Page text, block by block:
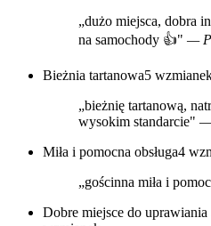
„dużo miejsca, dobra
na samochody 👍" —
Bieżnia tartanowa5
„bieżnię tartanową,
wysokim standarcie" —
Miła i pomocna obsługa4
„gościnna miła i
Dobre miejsce do